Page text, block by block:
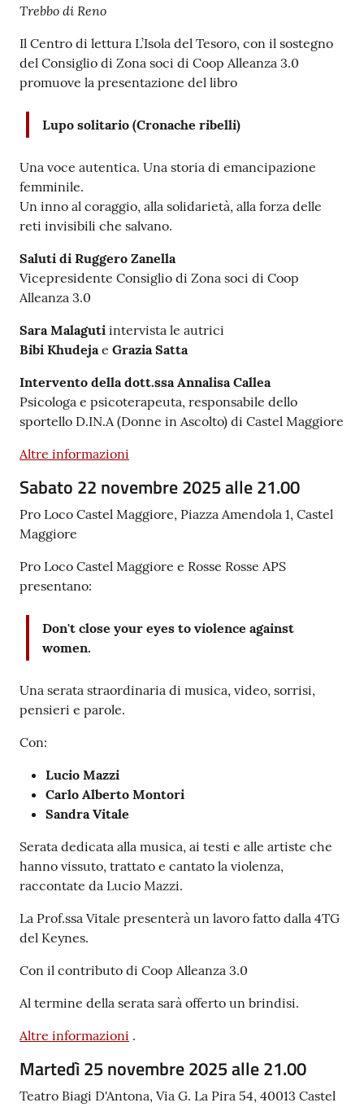
Trebbo di Reno
Il Centro di lettura L’Isola del Tesoro, con il sostegno
del Consiglio di Zona soci di Coop Alleanza 3.0
promuove la presentazione del libro
Lupo solitario (Cronache ribelli)
Una voce autentica. Una storia di emancipazione
femminile.
Un inno al coraggio, alla solidarietà, alla forza delle
reti invisibili che salvano.
Saluti di Ruggero Zanella
Vicepresidente Consiglio di Zona soci di Coop
Alleanza 3.0
Sara Malaguti intervista le autrici
Bibi Khudejae Grazia Satta
Intervento della dott.ssa Annalisa Callea
Psicologa e psicoterapeuta, responsabile dello
sportello D.IN.A (Donne in Ascolto) di Castel Maggiore
Altre informazioni
Sabato 22 novembre 2025 alle 21.00
Pro Loco Castel Maggiore, Piazza Amendola 1, Castel
Maggiore
Pro Loco Castel Maggiore e Rosse Rosse APS
presentano:
Don't close your eyes to violence against
women.
Una serata straordinaria di musica, video, sorrisi,
pensieri e parole.
Con:
Lucio Mazzi
Carlo Alberto Montori
Sandra Vitale
Serata dedicata alla musica, ai testi e alle artiste che
hanno vissuto, trattato e cantato la violenza,
raccontate da Lucio Mazzi.
La Prof.ssa Vitale presenterà un lavoro fatto dalla 4TG
del Keynes.
Con il contributo di Coop Alleanza 3.0
Al termine della serata sarà offerto un brindisi.
Altre informazioni .
Martedì 25 novembre 2025 alle 21.00
Teatro Biagi D'Antona, Via G. La Pira 54, 40013 Castel